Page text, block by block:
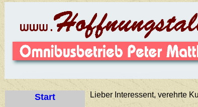
Start
Lieber Interessent, verehrte